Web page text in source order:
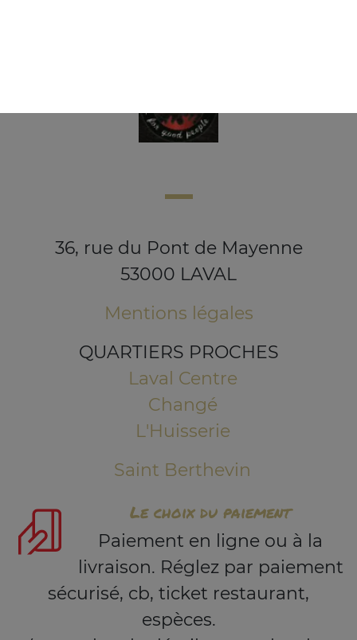
36, rue du Pont de Mayenne
53000 LAVAL
Mentions légales
QUARTIERS PROCHES
Laval Centre
Changé
L'Huisserie
Saint Berthevin
Le choix du paiement
Paiement en ligne ou à la
livraison. Réglez par paiement
sécurisé, cb, ticket restaurant,
espèces.